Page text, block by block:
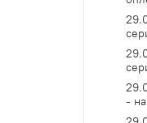
-